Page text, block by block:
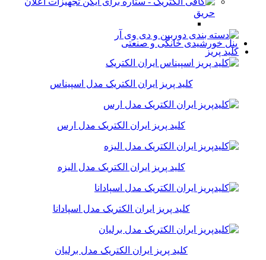
حریق
پنل خورشیدی خانگی و صنعتی
کلید پریز
کلید پریز ایران الکتریک مدل اسپیناس
کلید پریز ایران الکتریک مدل ارس
کلید پریز ایران الکتریک مدل الیزه
کلید پریز ایران الکتریک مدل اسپادانا
کلید پریز ایران الکتریک مدل برلیان